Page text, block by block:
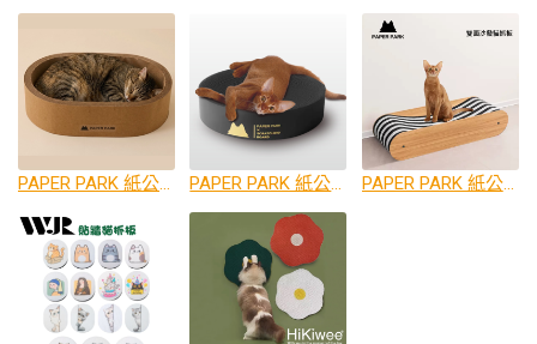
PAPER PARK 紙公園 牛皮紙深橢圓窩 PAPER PARK 紙公園 雙面黑圓窩 PAPER PARK 紙公園 雙面沙發